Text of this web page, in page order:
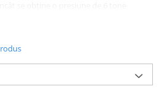
face ușor de folosit, iar roțile și
ușoară, pentru a fi mutat